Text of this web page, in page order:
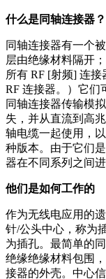
什么是同轴连接器？
同轴连接器有一个
层由绝缘材料隔开
所有 RF [射频] 连
RF 连接器。）它们
同轴连接器传输模
失，并从直流到高
轴电缆一起使用，
种版本。由于它们
器在不同系列之间进
他们是如何工作的
作为无线电应用的
针/公头中心，称为
为插孔。最简单的
绝缘绝缘材料包围
接器的外壳。中心